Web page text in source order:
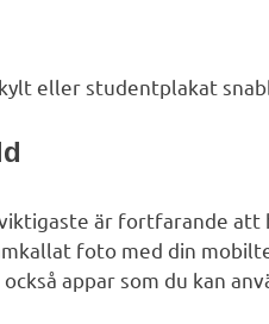
eller studentplakat
är fortfarande att
foto med din
appar som du kan